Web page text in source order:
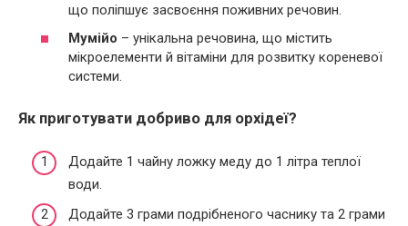
що поліпшує засвоєння поживних речовин.
Мумійо – унікальна речовина, що містить
мікроелементи й вітаміни для розвитку кореневої
системи.
Як приготувати добриво для орхідеї?
Додайте 1 чайну ложку меду до 1 літра теплої
води.
Додайте 3 грами подрібненого часнику та 2 грами